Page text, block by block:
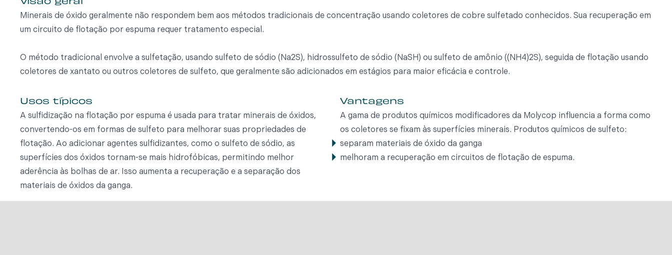
Visão geral
Minerais de óxido geralmente não respondem bem aos métodos tradicionais de concentração usando coletores de cobre sulfetado conhecidos. Sua recuperação em
um circuito de flotação por espuma requer tratamento especial.
O método tradicional envolve a sulfetação, usando sulfeto de sódio (Na2S), hidrossulfeto de sódio (NaSH) ou sulfeto de amônio ((NH4)2S), seguida de flotação usando
coletores de xantato ou outros coletores de sulfeto, que geralmente são adicionados em estágios para maior eficácia e controle.
Usos típicos
A sulfidização na flotação por espuma é usada para tratar minerais de óxidos,
convertendo-os em formas de sulfeto para melhorar suas propriedades de
flotação. Ao adicionar agentes sulfidizantes, como o sulfeto de sódio, as
superfícies dos óxidos tornam-se mais hidrofóbicas, permitindo melhor
aderência às bolhas de ar. Isso aumenta a recuperação e a separação dos
materiais de óxidos da ganga.
Vantagens
A gama de produtos químicos modificadores da Molycop influencia a forma como
os coletores se fixam às superfícies minerais. Produtos químicos de sulfeto:
separam materiais de óxido da ganga
melhoram a recuperação em circuitos de flotação de espuma.